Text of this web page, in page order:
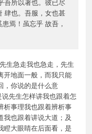
吾所以著也。彼已尽
肆也。吾服，女也甚
焉！虽忘乎 故吾，
生急走我也急走，先生
开地面一般，而我只能
，你说的是什么意
先生怎样讲我也跟着怎
析事理我也跟着辨析事
我也跟着讲说大道；及
瞪大眼睛在后面看，是